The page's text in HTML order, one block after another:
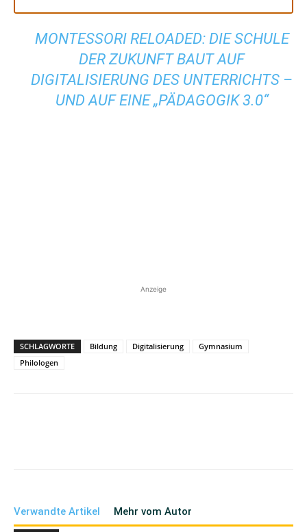
MONTESSORI RELOADED: DIE SCHULE
DER ZUKUNFT BAUT AUF
DIGITALISIERUNG DES UNTERRICHTS –
UND AUF EINE „PÄDAGOGIK 3.0“
Anzeige
SCHLAGWORTE Bildung Digitalisierung
Gymnasium
Philologen
Verwandte Artikel Mehr vom Autor